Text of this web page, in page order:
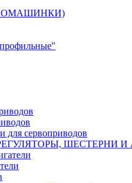
для сервоприводов
ШЕСТЕРНИ